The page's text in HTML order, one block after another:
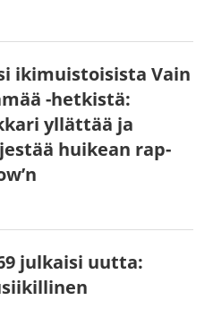
ikimuistoisista Vain
-hetkistä:
yllättää ja
huikean rap-
julkaisi uutta: